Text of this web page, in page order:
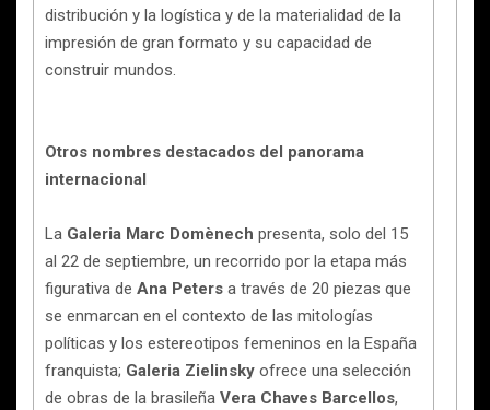
distribución y la logística y de la materialidad de la
impresión de gran formato y su capacidad de
construir mundos.
Otros nombres destacados del panorama
internacional
La Galeria Marc Domènech presenta, solo del 15
al 22 de septiembre, un recorrido por la etapa más
figurativa de Ana Peters a través de 20 piezas que
se enmarcan en el contexto de las mitologías
políticas y los estereotipos femeninos en la España
franquista; Galeria Zielinsky ofrece una selección
de obras de la brasileña Vera Chaves Barcellos,